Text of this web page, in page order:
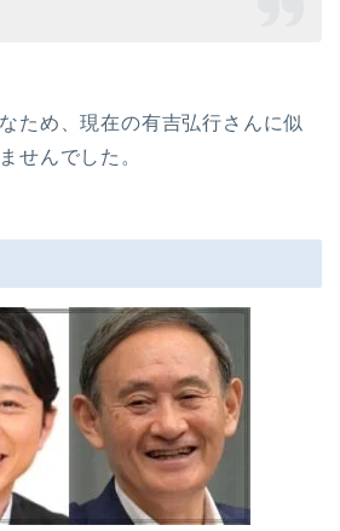
ため、現在の有吉弘行さんに似
せんでした。